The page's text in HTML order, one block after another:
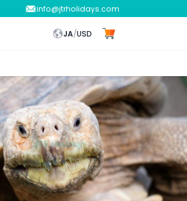
info@jtrholidays.com
JA/USD